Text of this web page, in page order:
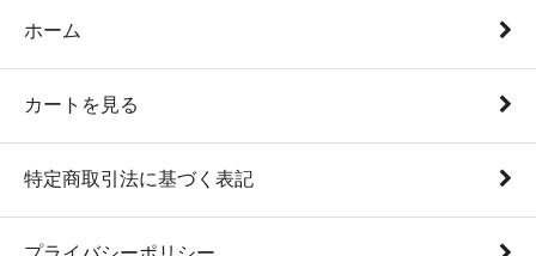
ホーム
カートを見る
特定商取引法に基づく表記